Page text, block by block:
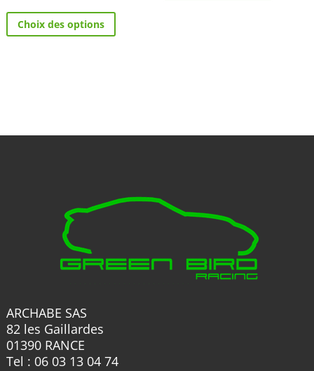
Choix des options
Ce
peuvent
produit
choisies
ARCHABE SAS
82 les Gaillardes
01390 RANCE
Tel : 06 03 13 04 74